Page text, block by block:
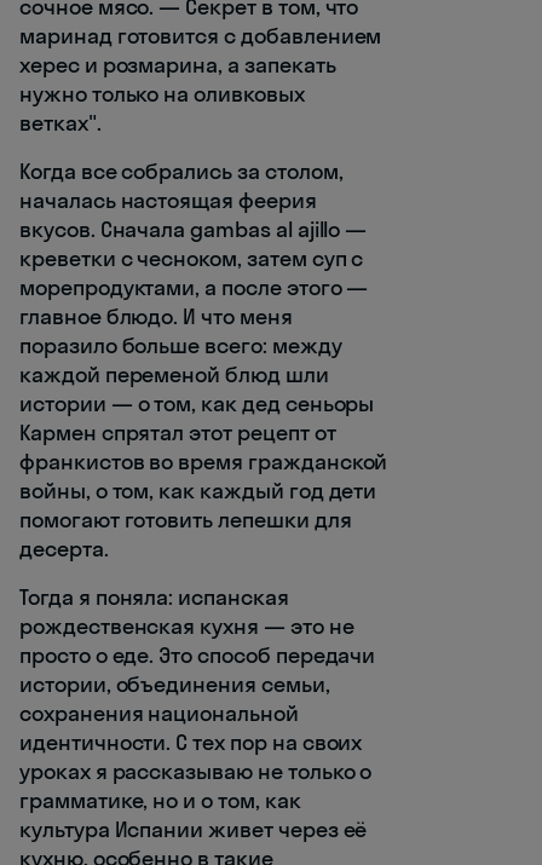
сочное мясо. — Секрет в том, что
маринад готовится с добавлением
херес и розмарина, а запекать
нужно только на оливковых
ветках".
Когда все собрались за столом,
началась настоящая феерия
вкусов. Сначала gambas al ajillo —
креветки с чесноком, затем суп с
морепродуктами, а после этого —
главное блюдо. И что меня
поразило больше всего: между
каждой переменой блюд шли
истории — о том, как дед сеньоры
Кармен спрятал этот рецепт от
франкистов во время гражданской
войны, о том, как каждый год дети
помогают готовить лепешки для
десерта.
Тогда я поняла: испанская
рождественская кухня — это не
просто о еде. Это способ передачи
истории, объединения семьи,
сохранения национальной
идентичности. С тех пор на своих
уроках я рассказываю не только о
грамматике, но и о том, как
культура Испании живет через её
кухню, особенно в такие